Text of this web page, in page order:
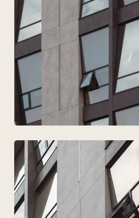
Техновид — бұл
сәулетшілердің,
инженерлердің және
девелоперлердіңтілінде
сөйлейтін команда.
+7